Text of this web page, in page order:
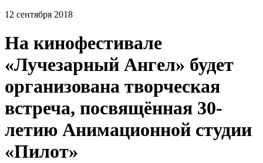
12 сентября 2018
На кинофестивале
«Лучезарный Ангел» будет
организована творческая
встреча, посвящённая 30-
летию Анимационной студии
«Пилот»